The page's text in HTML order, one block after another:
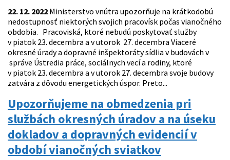
22. 12. 2022 Ministerstvo vnútra upozorňuje na krátkodobú
nedostupnosť niektorých svojich pracovísk počas vianočného
obdobia. Pracoviská, ktoré nebudú poskytovať služby
v piatok 23. decembra a v utorok 27. decembra Viaceré
okresné úrady a dopravné inšpektoráty sídlia v budovách v
správe Ústredia práce, sociálnych vecí a rodiny, ktoré
v piatok 23. decembra a v utorok 27. decembra svoje budovy
zatvára z dôvodu energetických úspor. Preto...
Upozorňujeme na obmedzenia pri
službách okresných úradov a na úseku
dokladov a dopravných evidencií v
období vianočných sviatkov